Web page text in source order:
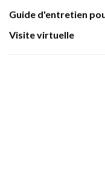
Guide d'entretien
Visite virtuelle